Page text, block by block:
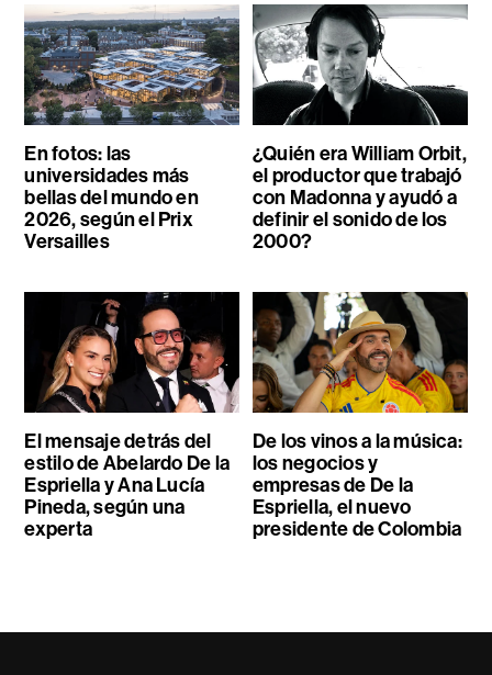
En fotos: las
universidades más
bellas del mundo en
2026, según el Prix
Versailles
¿Quién era William Orbit,
el productor que trabajó
con Madonna y ayudó a
definir el sonido de los
2000?
El mensaje detrás del
estilo de Abelardo De la
Espriella y Ana Lucía
Pineda, según una
experta
De los vinos a la música:
los negocios y
empresas de De la
Espriella, el nuevo
presidente de Colombia